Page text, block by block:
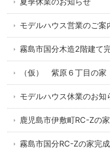
モデルハウス営業のご案
霧島市国分木造2階建て
（仮） 紫原６丁目の
モデルハウス休業のお知
鹿児島市伊敷町RC-Zの
霧島市国分RC-Zの家完